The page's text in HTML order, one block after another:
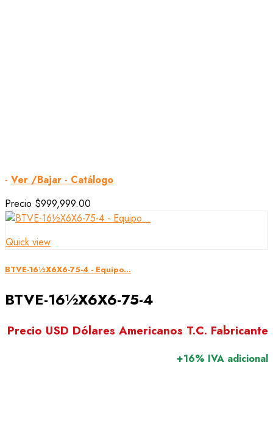
- Ver /Bajar - Catálogo
Precio $999,999.00
Quick view
BTVE-16½X6X6-75-4 - Equipo...
BTVE-16½X6X6-75-4
Precio USD Dólares Americanos T.C. Fabricante
+16% IVA adicional